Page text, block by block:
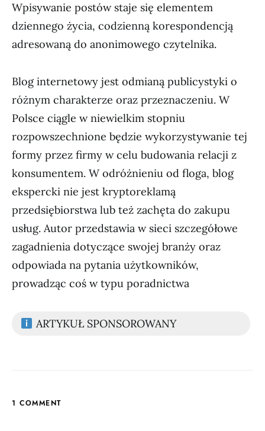
Wpisywanie postów staje się elementem
dziennego życia, codzienną korespondencją
adresowaną do anonimowego czytelnika.
Blog internetowy jest odmianą publicystyki o
różnym charakterze oraz przeznaczeniu. W
Polsce ciągle w niewielkim stopniu
rozpowszechnione będzie wykorzystywanie tej
formy przez firmy w celu budowania relacji z
konsumentem. W odróżnieniu od floga, blog
ekspercki nie jest kryptoreklamą
przedsiębiorstwa lub też zachęta do zakupu
usług. Autor przedstawia w sieci szczegółowe
zagadnienia dotyczące swojej branży oraz
odpowiada na pytania użytkowników,
prowadząc coś w typu poradnictwa
ARTYKUŁ SPONSOROWANY
1 COMMENT